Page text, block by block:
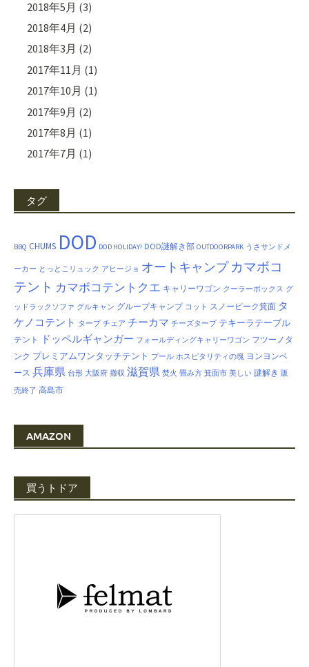
2018年5月 (3)
2018年4月 (2)
2018年3月 (2)
2017年11月 (1)
2017年10月 (1)
2017年9月 (2)
2017年8月 (1)
2017年7月 (1)
タグ
BBQ CHUMS DOD DOD HOLIDAY! DOD謎解き部 OUTDOORPARK うさサンドメ
ーカー とっとこリュック アヒージョ オートキャンプ カマボコ
テント カマボコテントクエ キャリーワゴン クーラーボックス グ
ッドラックソファ グルキャン グループキャンプ コット スノーピーク箕面 タ
ケノコテント タープ チェア チーカマ チーズタープ テキーラテーブル
テント ドッペルギャンガー フォールディングキャリーワゴン フツーノタ
ンク プレミアムワンタッチテント プール ホスピタリティの塊 ヨンヨンベ
ース 兵庫県 台形 大阪府 撤収 滋賀県 焚火 畳み方 箕面市 美しい 謎解き 販
売終了 高島市
AMAZON
買うトドア